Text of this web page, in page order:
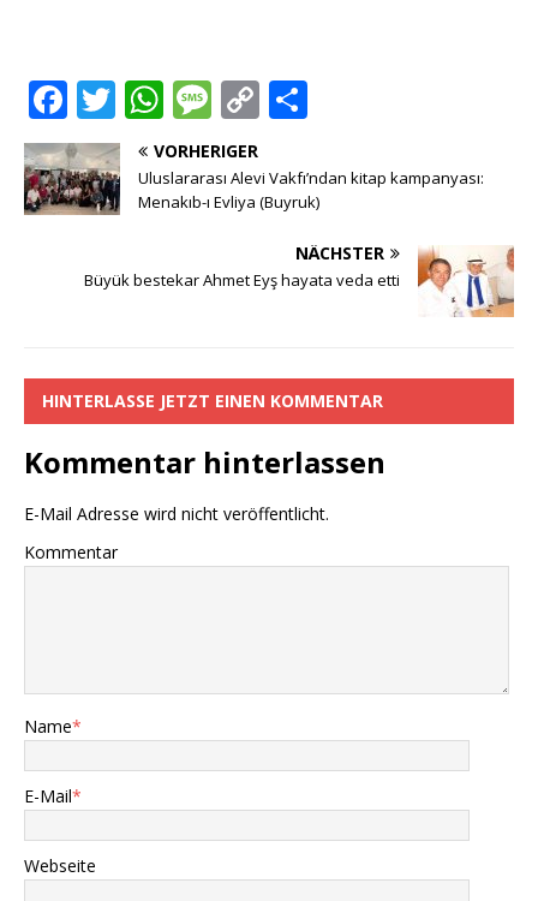
F
a
c
e
o
k
T
w
it
te
W
h
at
s
p
M
e
ss
a
e
C
p
y
n
le
n
VORHERIGER
Uluslararası Alevi Vakfı’ndan kitap kampanyası:
Menakıb-ı Evliya (Buyruk)
NÄCHSTER
Büyük bestekar Ahmet Eyş hayata veda etti
HINTERLASSE JETZT EINEN KOMMENTAR
Kommentar hinterlassen
E-Mail Adresse wird nicht veröffentlicht.
Kommentar
Name*
E-Mail*
Webseite